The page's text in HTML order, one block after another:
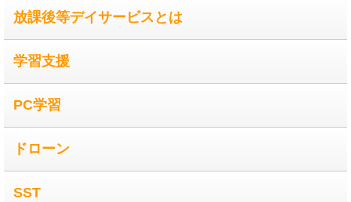
放課後等デイサービスとは
学習支援
PC学習
ドローン
SST